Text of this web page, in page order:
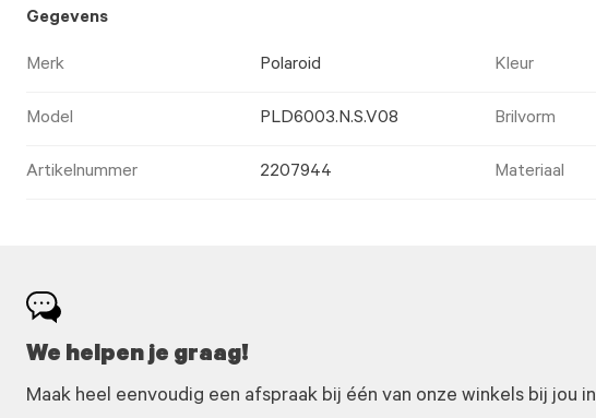
Gegevens
Merk Polaroid Kleur
Model PLD6003.N.S.V08 Brilvorm
Artikelnummer 2207944 Materiaal
We helpen je graag!
Maak heel eenvoudig een afspraak bij één van onze winkels bij jou in